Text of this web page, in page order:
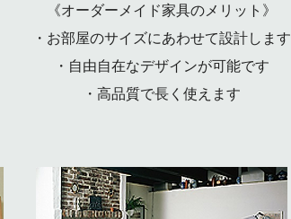
《オーダーメイド家具のメリット》
・お部屋のサイズにあわせて設計します
・自由自在なデザインが可能です
・高品質で長く使えます